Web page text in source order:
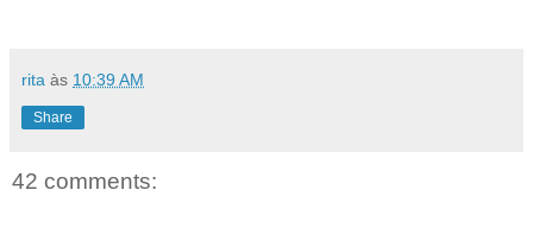
rita às 10:39 AM
Share
42 comments: